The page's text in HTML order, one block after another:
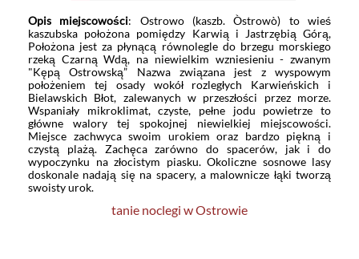
Opis miejscowości: Ostrowo (kaszb. Òstrowò) to wieś
kaszubska położona pomiędzy Karwią i Jastrzębią Górą,
Położona jest za płynącą równolegle do brzegu morskiego
rzeką Czarną Wdą, na niewielkim wzniesieniu - zwanym
"Kępą Ostrowską” Nazwa związana jest z wyspowym
położeniem tej osady wokół rozległych Karwieńskich i
Bielawskich Błot, zalewanych w przeszłości przez morze.
Wspaniały mikroklimat, czyste, pełne jodu powietrze to
główne walory tej spokojnej niewielkiej miejscowości.
Miejsce zachwyca swoim urokiem oraz bardzo piękną i
czystą plażą. Zachęca zarówno do spacerów, jak i do
wypoczynku na złocistym piasku. Okoliczne sosnowe lasy
doskonale nadają się na spacery, a malownicze łąki tworzą
swoisty urok.
tanie noclegi w Ostrowie